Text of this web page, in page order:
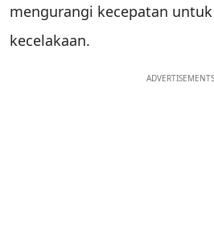
mengurangi kecepatan
kecelakaan.
ADVERTISEMENTS